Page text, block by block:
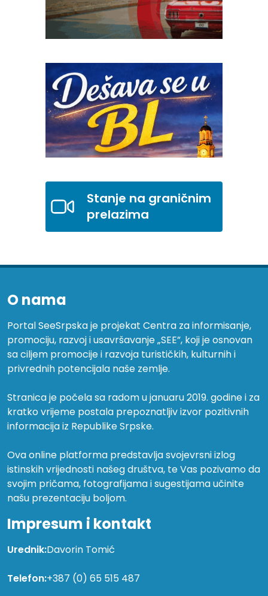
Stanje na graničnim
prelazima
O nama
Portal SeeSrpska je projekat Centra za informisanje,
promociju, razvoj i usavršavanje „SEE”, koji je osnovan
sa ciljem promocije i razvoja turističkih, kulturnih i
privrednih potencijala naše zemlje.
Stranica je počela sa radom u januaru 2019. godine i za
kratko vrijeme postala prepoznatljiv izvor pozitivnih
informacija iz Republike Srpske.
Ova online platforma predstavlja svojevrsni izlog
istinskih vrijednosti našeg društva, te Vas pozivamo da
svojim pričama, fotografijama i sugestijama učinite
našu prezentaciju boljom.
Impresum i kontakt
Urednik:Davorin Tomić
Telefon:+387 (0) 65 515 487